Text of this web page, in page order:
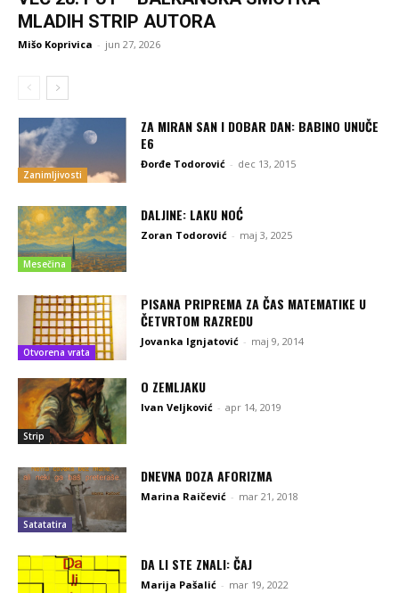
MLADIH STRIP AUTORA
Mišo Koprivica - jun 27, 2026
Zanimljivosti
ZA MIRAN SAN I DOBAR DAN: BABINO UNUČE
E6
Đorđe Todorović - dec 13, 2015
Mesečina
DALJINE: LAKU NOĆ
Zoran Todorović - maj 3, 2025
Otvorena vrata
PISANA PRIPREMA ZA ČAS MATEMATIKE U
ČETVRTOM RAZREDU
Jovanka Ignjatović - maj 9, 2014
Strip
O ZEMLJAKU
Ivan Veljković - apr 14, 2019
Satatatira
DNEVNA DOZA AFORIZMA
Marina Raičević - mar 21, 2018
DA LI STE ZNALI: ČAJ
Marija Pašalić - mar 19, 2022